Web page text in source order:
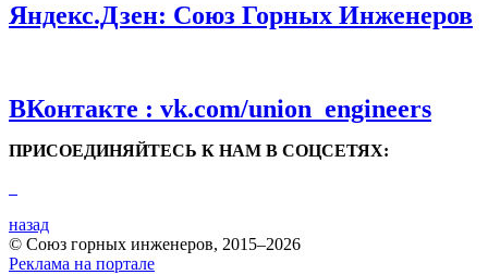
Яндекс.Дзен: Союз Горных Инженеров
ВКонтакте : vk.com/union_engineers
ПРИСОЕДИНЯЙТЕСЬ К НАМ В СОЦСЕТЯХ:
назад
© Союз горных инженеров, 2015–2026
Реклама на портале